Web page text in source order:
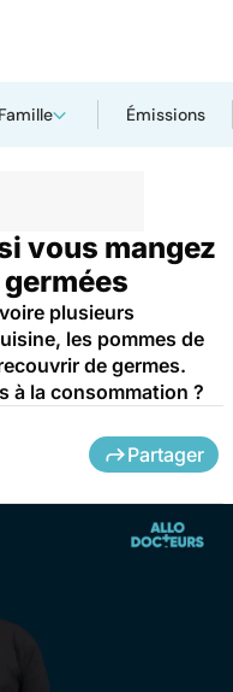
Famille Émissions
vous mangez
plusieurs
les pommes de
de germes.
à la consommation ?
Partager